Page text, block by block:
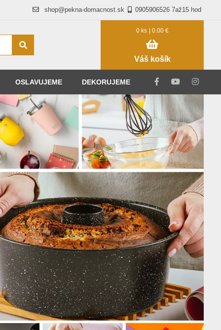
0905906526 7až15 hod
shop@pekna-domacnost.sk
0 ks | 0.00 €
Váš košík
OSLAVUJEME DEKORUJEME